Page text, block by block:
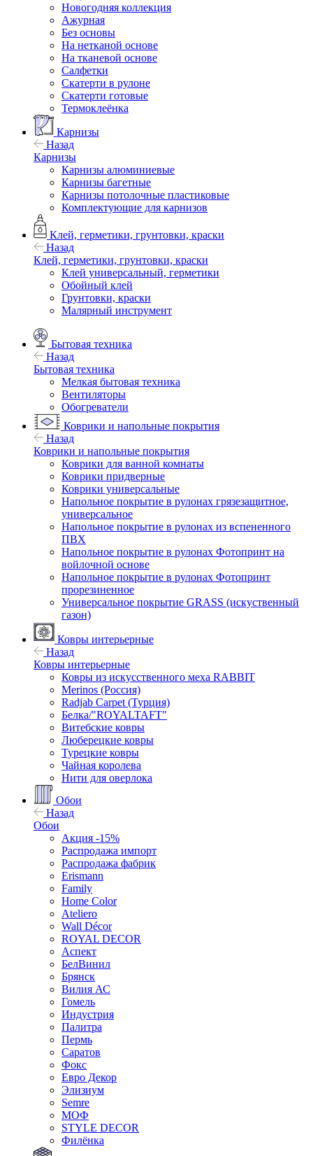
Новогодняя коллекция
Ажурная
Без основы
На нетканой основе
На тканевой основе
Салфетки
Скатерти в рулоне
Скатерти готовые
Термоклеёнка
Карнизы
Назад
Карнизы
Карнизы алюминиевые
Карнизы багетные
Карнизы потолочные пластиковые
Комплектующие для карнизов
Клей, герметики, грунтовки, краски
Назад
Клей, герметики, грунтовки, краски
Клей универсальный, герметики
Обойный клей
Грунтовки, краски
Малярный инструмент
Бытовая техника
Назад
Бытовая техника
Мелкая бытовая техника
Вентиляторы
Обогреватели
Коврики и напольные покрытия
Назад
Коврики и напольные покрытия
Коврики для ванной комнаты
Коврики придверные
Коврики универсальные
Напольное покрытие в рулонах грязезащитное,
универсальное
Напольное покрытие в рулонах из вспененного
ПВХ
Напольное покрытие в рулонах Фотопринт на
войлочной основе
Напольное покрытие в рулонах Фотопринт
прорезиненное
Универсальное покрытие GRASS (искуственный
газон)
Ковры интерьерные
Назад
Ковры интерьерные
Ковры из искусственного меха RABBIT
Merinos (Россия)
Radjab Carpet (Турция)
Белка/"ROYALTAFT"
Витебские ковры
Люберецкие ковры
Турецкие ковры
Чайная королева
Нити для оверлока
Обои
Назад
Обои
Акция -15%
Распродажа импорт
Распродажа фабрик
Erismann
Family
Home Color
Ateliero
Wall Décor
ROYAL DECOR
Аспект
БелВинил
Брянск
Вилия АС
Гомель
Индустрия
Палитра
Пермь
Саратов
Фокс
Евро Декор
Элизиум
Semre
МОФ
STYLE DECOR
Филёнка